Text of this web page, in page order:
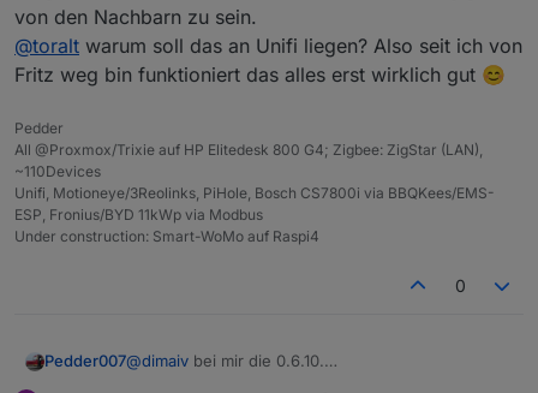
von den Nachbarn zu sein.
@toralt warum soll das an Unifi liegen? Also seit ich von
Fritz weg bin funktioniert das alles erst wirklich gut 😊
Pedder
All @Proxmox/Trixie auf HP Elitedesk 800 G4; Zigbee: ZigStar (LAN),
~110Devices
Unifi, Motioneye/3Reolinks, PiHole, Bosch CS7800i via BBQKees/EMS-
ESP, Fronius/BYD 11kWp via Modbus
Under construction: Smart-WoMo auf Raspi4
0
Pedder007@dimaiv bei mir die 0.6.10.